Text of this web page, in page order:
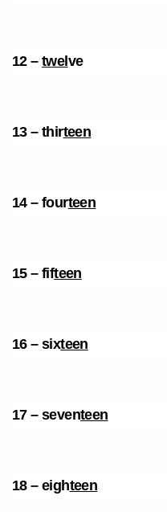
12 – twel ve
13 – thirteen
14 – fourteen
15 – fifteen
16 – sixteen
17 – seventeen
18 – eighteen